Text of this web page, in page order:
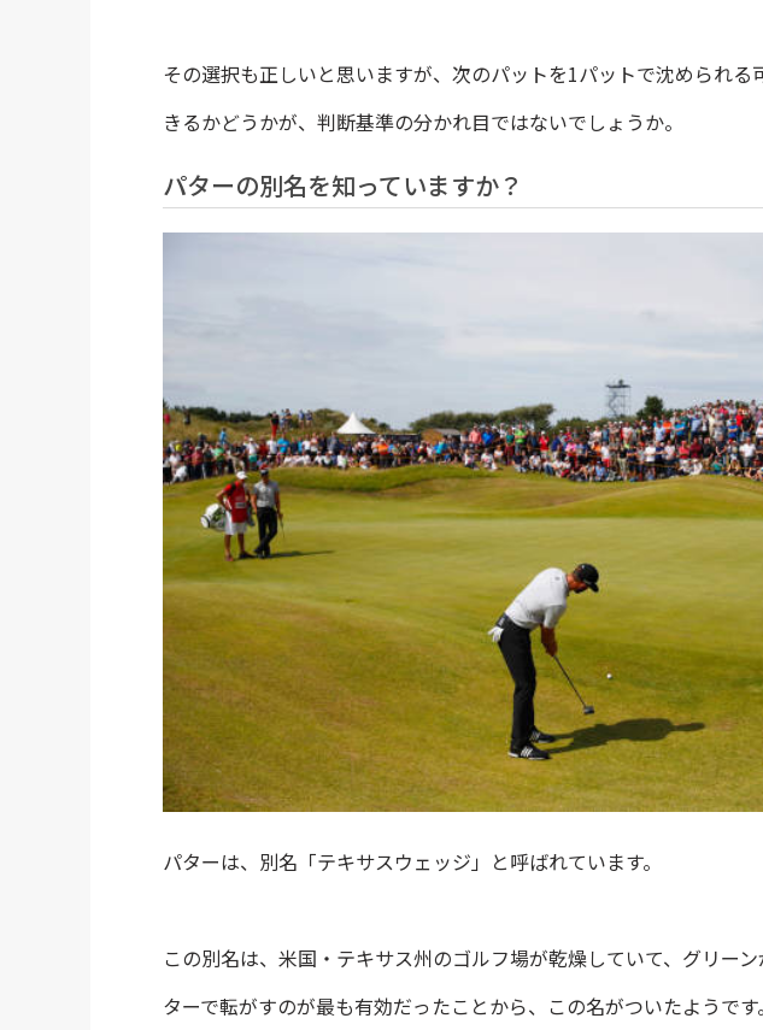
その選択も正しいと思いますが、次のパットを1パットで沈められ
きるかどうかが、判断基準の分かれ目ではないでしょうか。
パターの別名を知っていますか？
パターは、別名「テキサスウェッジ」と呼ばれています。
この別名は、米国・テキサス州のゴルフ場が乾燥していて、グリー
ターで転がすのが最も有効だったことから、この名がついたようです。